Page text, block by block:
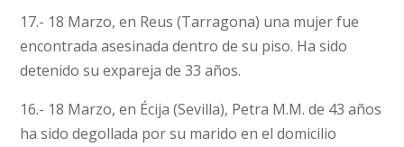
17.- 18 Marzo, en Reus (Tarragona) una mujer fue
encontrada asesinada dentro de su piso. Ha sido
detenido su expareja de 33 años.
16.- 18 Marzo, en Écija (Sevilla), Petra M.M. de 43 años
ha sido degollada por su marido en el domicilio